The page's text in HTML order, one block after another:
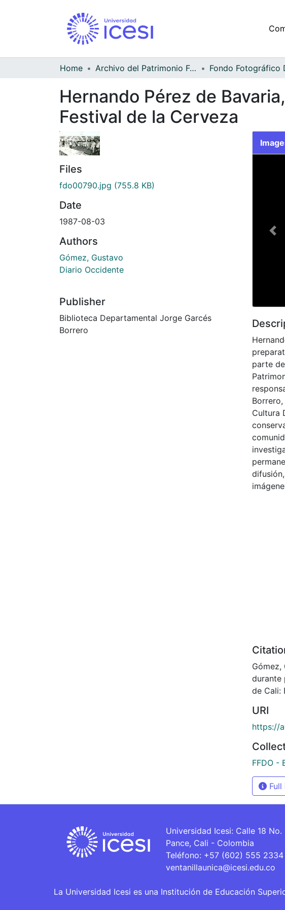
Home Archivo del Patrimonio Fotográfico y Fílmico del Valle del Cauca
Hernando Pérez de
Festival de la Cerveza
Files
fdo00790.jpg (755.8 KB)
Date
1987-08-03
Authors
Gómez, Gustavo
Diario Occidente
Publisher
Biblioteca Departamental Jorge Garcés
Borrero
parte
Cultura
Gómez,
durante
de Cali:
URI
https://
FFDO -
Universidad Icesi: Calle 18 No.
Pance, Cali - Colombia
Teléfono: +57 (602) 555 2334
ventanillaunica@icesi.edu.co
La Universidad Icesi es una Institución de Educación